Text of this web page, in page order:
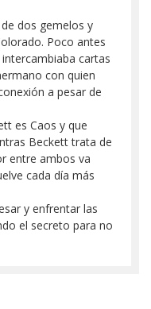
dos gemelos y
Poco antes
cartas
con quien
a pesar de
es Caos y que
Beckett trata de
entre ambos va
cada día más
y enfrentar las
el secreto para no